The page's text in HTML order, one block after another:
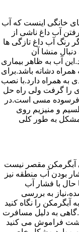
خانگی اینست که آب
آب داغ ناشی از
رنگ آب داغ تازگی ها
منشا آن
آب به ظاهر بیماری
دشاته باشد.برای
همراه دارد.با نصب
را گرفت ولی راه حل
فرسوده مسی است.در
و منیزیم روی
به طور کلی
آبگرمکن مقصر نیست
بودن آب منطقه نیز
با فشار آب
به بررسی
آبگرمکن را نگاه کنید
به دلیل مسافرت
فراموش می کنید